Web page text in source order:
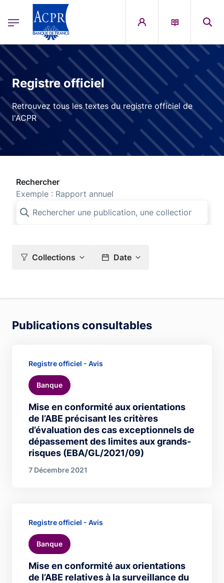
ACPR Menu Principal (French)
Registre officiel
Retrouvez tous les textes du registre officiel de
l'ACPR
Rechercher
Exemple : Rapport annuel
Collections Date
Publications consultables
Mise en conformité aux orientations
de l’ABE précisant les critères
d’évaluation des cas exceptionnels de
dépassement des limites aux grands-
risques (EBA/GL/2021/09)
Registre officiel - Avis
Banque
7 Décembre 2021
Mise en conformité aux orientations
de l’ABE relatives à la surveillance du
Registre officiel - Avis
Banque